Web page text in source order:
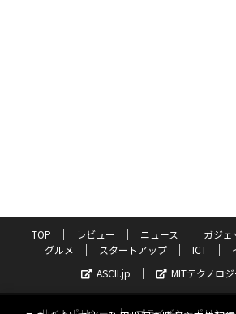
TOP レビュー ニュース ガジェ
グルメ
スタートアップ ICT
ASCII.jp
MITテクノロ